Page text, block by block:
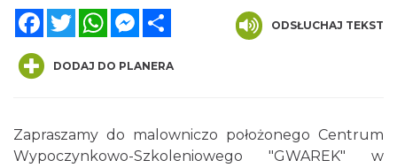
FacebookTwitterWhatsAppMessenger
ODSŁUCHAJ TEKST
DODAJ DO PLANERA
Zapraszamy do malowniczo położonego Centrum
Wypoczynkowo-Szkoleniowego "GWAREK" w